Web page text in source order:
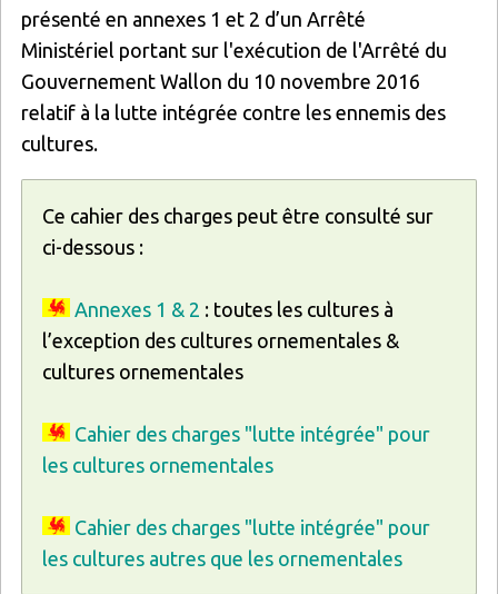
présenté en annexes 1 et 2 d’un Arrêté
Ministériel portant sur l'exécution de l'Arrêté du
Gouvernement Wallon du 10 novembre 2016
relatif à la lutte intégrée contre les ennemis des
cultures.
Ce cahier des charges peut être consulté sur
ci-dessous :
Annexes 1 & 2 : toutes les cultures à
l’exception des cultures ornementales &
cultures ornementales
Cahier des charges "lutte intégrée" pour
les cultures ornementales
Cahier des charges "lutte intégrée" pour
les cultures autres que les ornementales